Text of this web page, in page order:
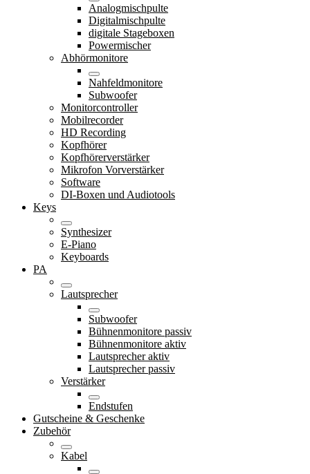
Analogmischpulte
Digitalmischpulte
digitale Stageboxen
Powermischer
Abhörmonitore
Nahfeldmonitore
Subwoofer
Monitorcontroller
Mobilrecorder
HD Recording
Kopfhörer
Kopfhörerverstärker
Mikrofon Vorverstärker
Software
DI-Boxen und Audiotools
Keys
Synthesizer
E-Piano
Keyboards
PA
Lautsprecher
Subwoofer
Bühnenmonitore passiv
Bühnenmonitore aktiv
Lautsprecher aktiv
Lautsprecher passiv
Verstärker
Endstufen
Gutscheine & Geschenke
Zubehör
Kabel